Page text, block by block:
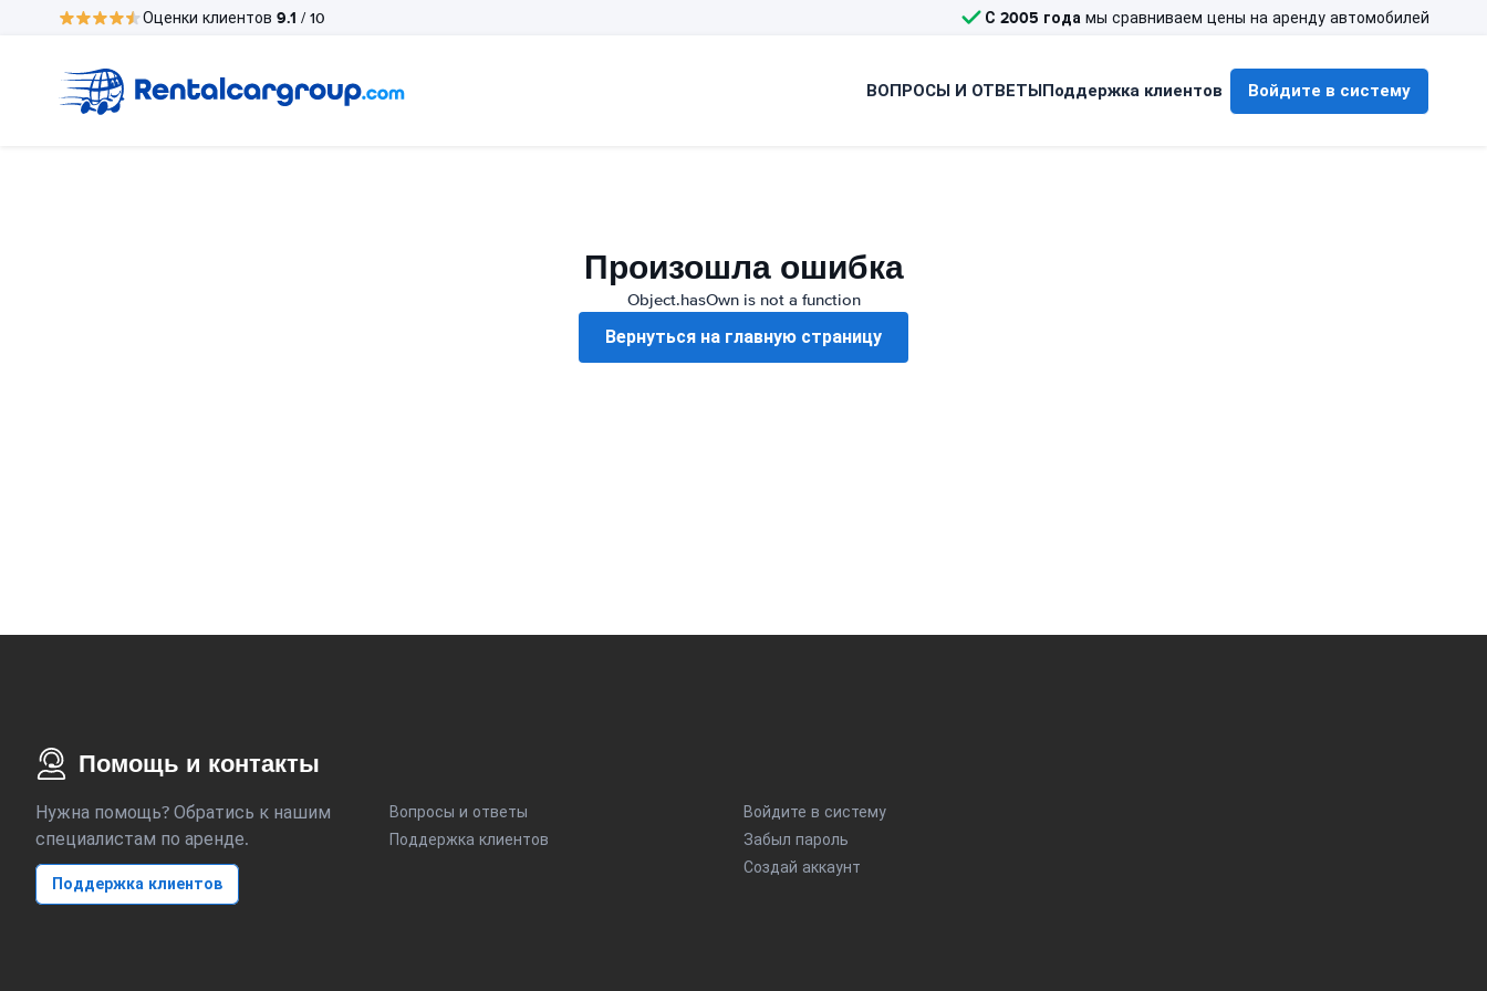
Оценки клиентов 9.1 / 10 С 2005 года мы сравниваем цены на аренду автомобилей
ВОПРОСЫ И ОТВЕТЫПоддержка клиентов Войдите в систему
Произошла ошибка
Object.hasOwn is not a function
Вернуться на главную страницу
Помощь и контакты
Нужна помощь? Обратись к нашим
специалистам по аренде.
Поддержка клиентов
Вопросы и ответы
Поддержка клиентов
Войдите в систему
Забыл пароль
Создай аккаунт